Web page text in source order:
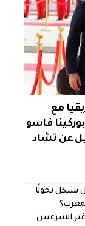
مع
فاسو
عن تشاد
يشكل تحولًا
الشرعيين